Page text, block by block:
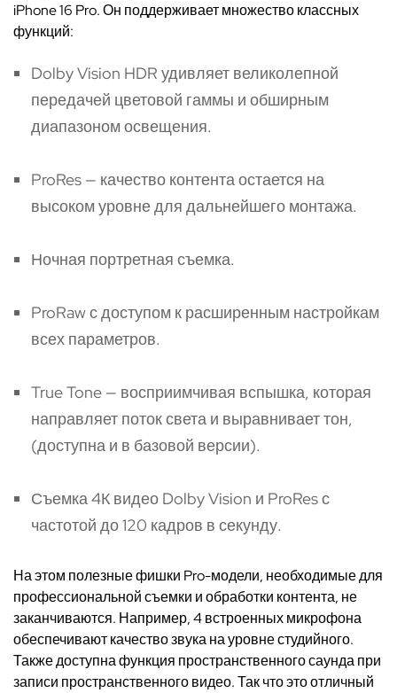
iPhone 16 Pro. Он поддерживает множество классных
функций:
Dolby Vision HDR удивляет великолепной
передачей цветовой гаммы и обширным
диапазоном освещения.
ProRes — качество контента остается на
высоком уровне для дальнейшего монтажа.
Ночная портретная съемка.
ProRaw с доступом к расширенным настройкам
всех параметров.
True Tone — восприимчивая вспышка, которая
направляет поток света и выравнивает тон,
(доступна и в базовой версии).
Съемка 4К видео Dolby Vision и ProRes с
частотой до 120 кадров в секунду.
На этом полезные фишки Pro-модели, необходимые для
профессиональной съемки и обработки контента, не
заканчиваются. Например, 4 встроенных микрофона
обеспечивают качество звука на уровне студийного.
Также доступна функция пространственного саунда при
записи пространственного видео. Так что это отличный